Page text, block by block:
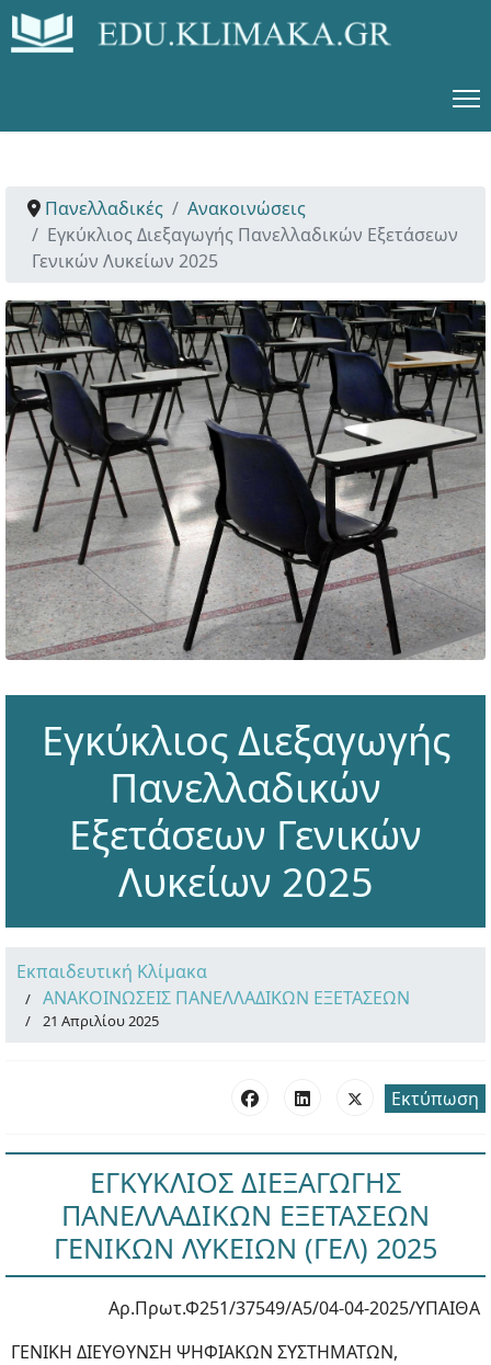
Πανελλαδικές
Ανακοινώσεις
Εγκύκλιος Διεξαγωγής Πανελλαδικών Εξετάσεων
Γενικών Λυκείων 2025
Εγκύκλιος Διεξαγωγής
Πανελλαδικών
Εξετάσεων Γενικών
Λυκείων 2025
Εκπαιδευτική Κλίμακα
ΑΝΑΚΟΙΝΩΣΕΙΣ ΠΑΝΕΛΛΑΔΙΚΩΝ ΕΞΕΤΑΣΕΩΝ
21 Απριλίου 2025
Εκτύπωση
ΕΓΚΥΚΛΙΟΣ ΔΙΕΞΑΓΩΓΗΣ
ΠΑΝΕΛΛΑΔΙΚΩΝ ΕΞΕΤΑΣΕΩΝ
ΓΕΝΙΚΩΝ ΛΥΚΕΙΩΝ (ΓΕΛ) 2025
Αρ.Πρωτ.Φ251/37549/Α5/04-04-2025/ΥΠΑΙΘΑ
ΓΕΝΙΚΗ ΔΙΕΥΘΥΝΣΗ ΨΗΦΙΑΚΩΝ ΣΥΣΤΗΜΑΤΩΝ,